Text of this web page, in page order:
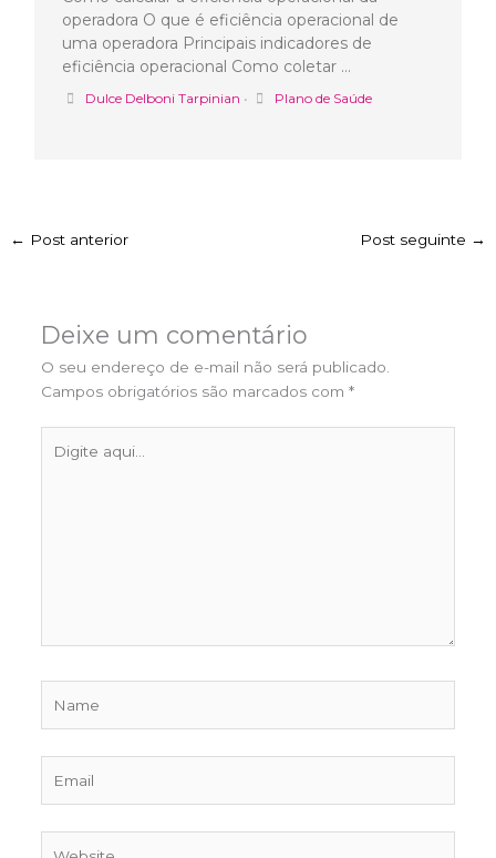
operadora O que é eficiência operacional de
uma operadora Principais indicadores de
eficiência operacional Como coletar …
Dulce Delboni Tarpinian • Plano de Saúde
← Post anterior Post seguinte →
Deixe um comentário
O seu endereço de e-mail não será publicado.
Campos obrigatórios são marcados com *
aqui...